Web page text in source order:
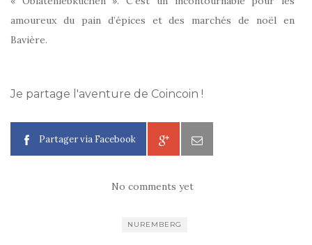
amoureux du pain d’épices et des marchés de noël en
Bavière.
Je partage l'aventure de Coincoin !
Partager via Facebook
No comments yet
NUREMBERG